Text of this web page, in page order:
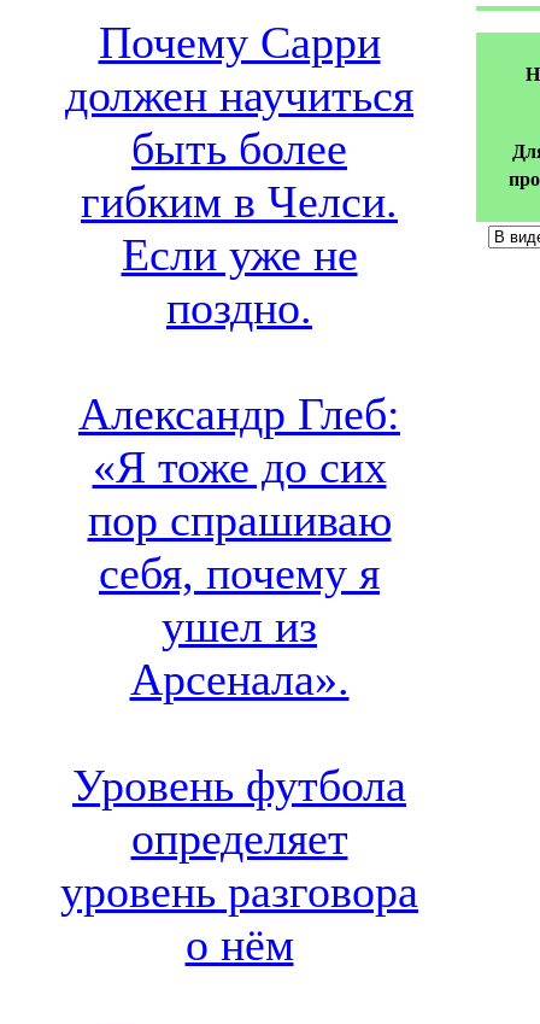
Почему Сарри
должен научиться
быть более
гибким в Челси.
Если уже не
поздно.
Александр Глеб:
«Я тоже до сих
пор спрашиваю
себя, почему я
ушел из
Арсенала».
Уровень футбола
определяет
уровень разговора
о нём